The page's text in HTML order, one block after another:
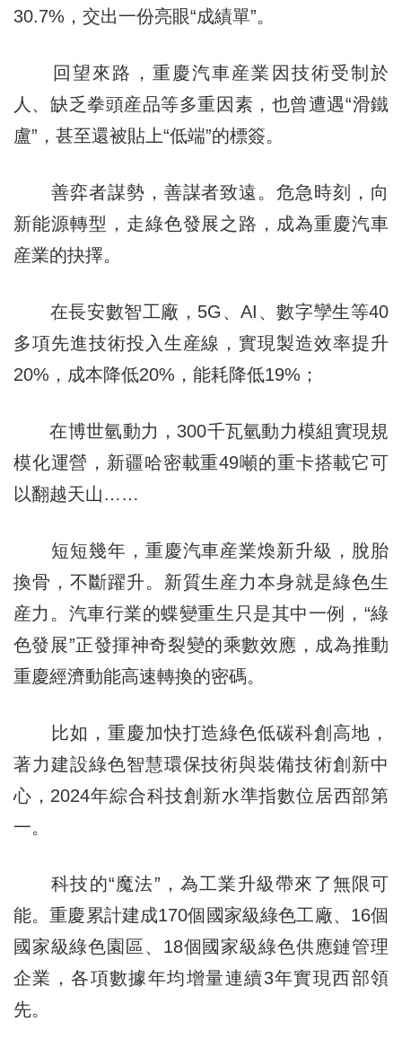
30.7%，交出一份亮眼“成績單”。
回望來路，重慶汽車産業因技術受制於
人、缺乏拳頭産品等多重因素，也曾遭遇“滑鐵
盧”，甚至還被貼上“低端”的標簽。
善弈者謀勢，善謀者致遠。危急時刻，向
新能源轉型，走綠色發展之路，成為重慶汽車
産業的抉擇。
在長安數智工廠，5G、AI、數字孿生等40
多項先進技術投入生産線，實現製造效率提升
20%，成本降低20%，能耗降低19%；
在博世氫動力，300千瓦氫動力模組實現規
模化運營，新疆哈密載重49噸的重卡搭載它可
以翻越天山……
短短幾年，重慶汽車産業煥新升級，脫胎
換骨，不斷躍升。新質生産力本身就是綠色生
産力。汽車行業的蝶變重生只是其中一例，“綠
色發展”正發揮神奇裂變的乘數效應，成為推動
重慶經濟動能高速轉換的密碼。
比如，重慶加快打造綠色低碳科創高地，
著力建設綠色智慧環保技術與裝備技術創新中
心，2024年綜合科技創新水準指數位居西部第
一。
科技的“魔法”，為工業升級帶來了無限可
能。重慶累計建成170個國家級綠色工廠、16個
國家級綠色園區、18個國家級綠色供應鏈管理
企業，各項數據年均增量連續3年實現西部領
先。